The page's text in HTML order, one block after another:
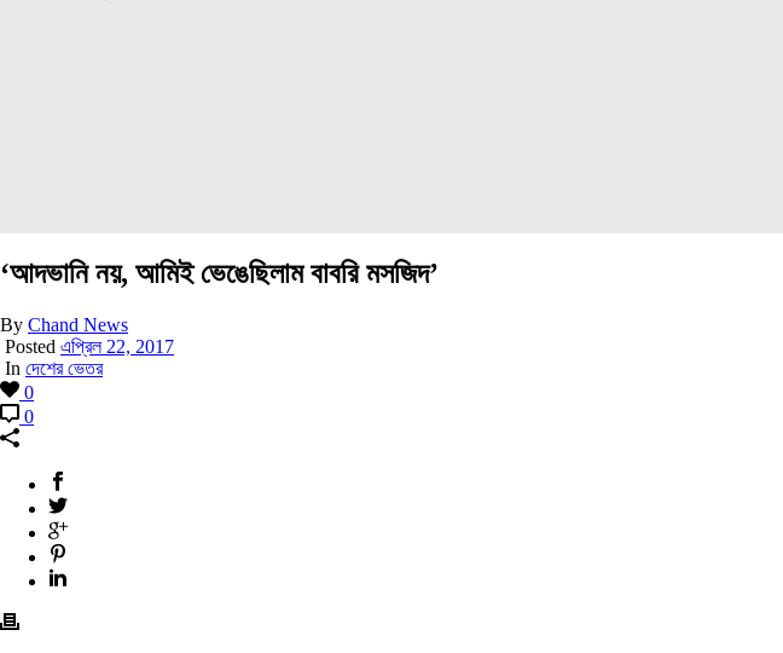
‘আদভানি নয়, আমিই ভেঙেছিলাম বাবরি মসজিদ’
By Chand News
Posted এপ্রিল 22, 2017
In দেশের ভেতর
0
0